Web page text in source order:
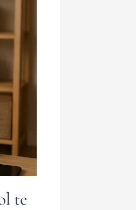
te